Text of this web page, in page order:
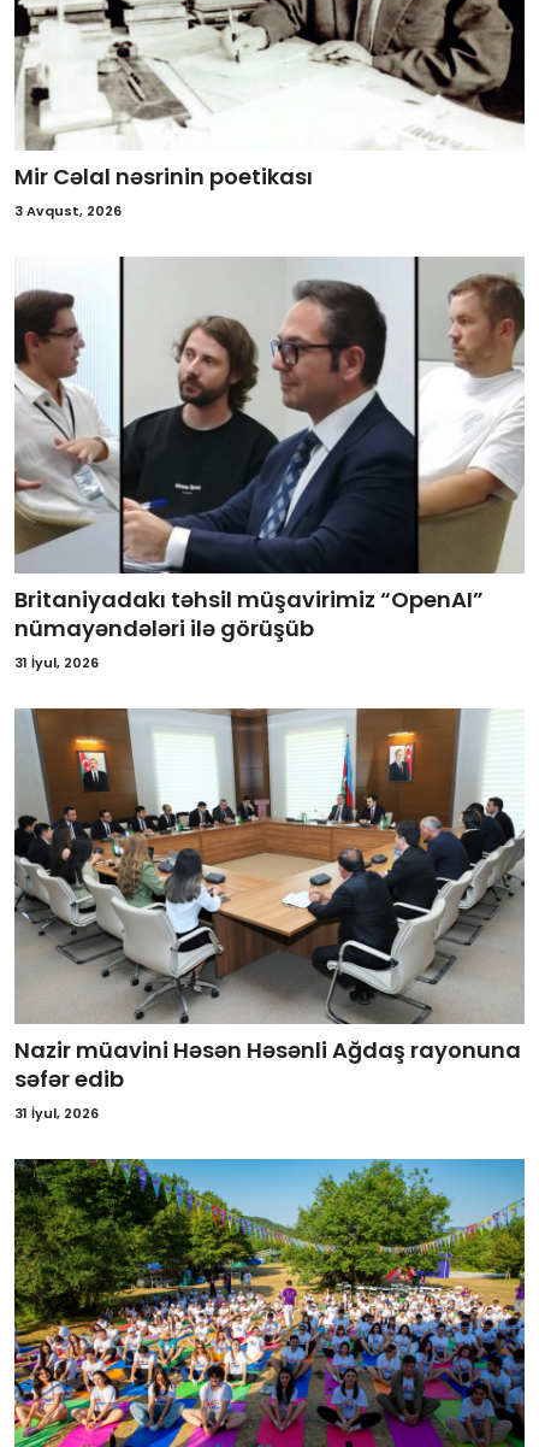
Mir Cəlal nəsrinin poetikası
3 Avqust, 2026
Britaniyadakı təhsil müşavirimiz “OpenAI”
nümayəndələri ilə görüşüb
31 İyul, 2026
Nazir müavini Həsən Həsənli Ağdaş rayonuna
səfər edib
31 İyul, 2026